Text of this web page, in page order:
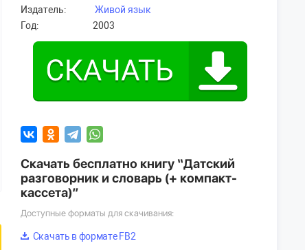
Издатель:
Живой язык
Год:
2003
Скачать бесплатно книгу “Датский
разговорник и словарь (+ компакт-
кассета)”
Доступные форматы для скачивания:
Скачать в формате FB2